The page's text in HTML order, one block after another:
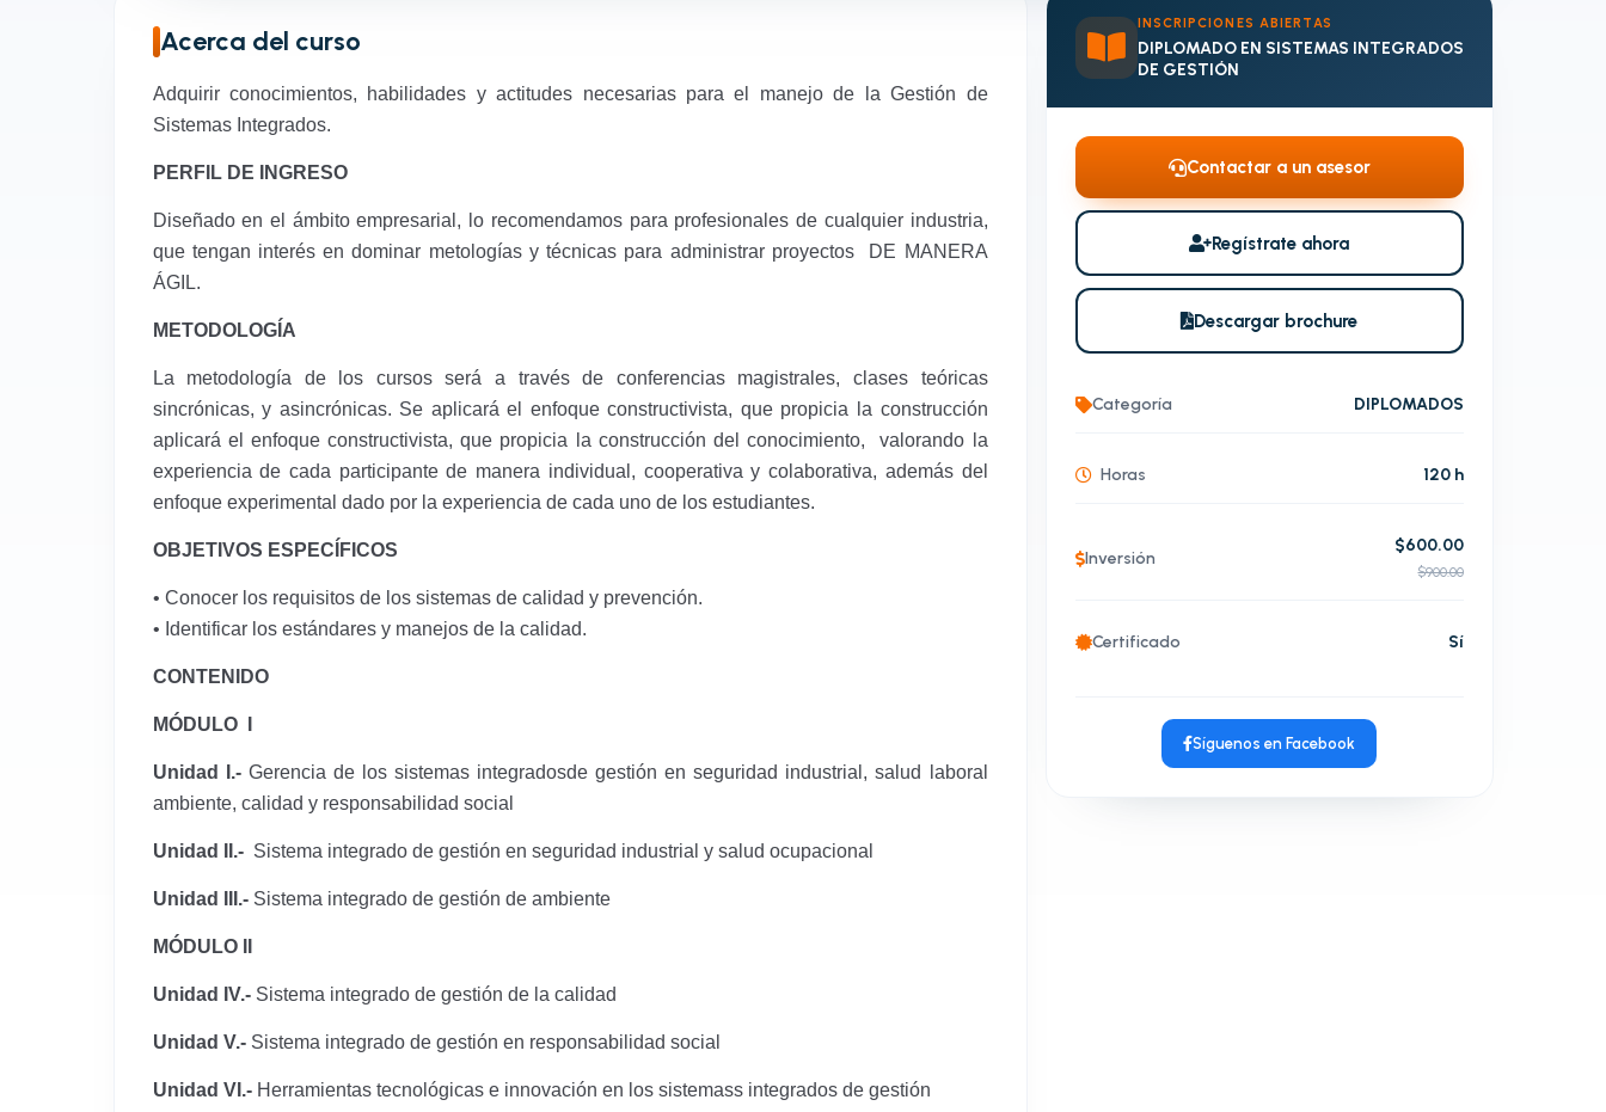
Acerca del curso
Adquirir conocimientos, habilidades y actitudes necesarias para el manejo de la Gestión de
Sistemas Integrados.
PERFIL DE INGRESO
Diseñado en el ámbito empresarial, lo recomendamos para profesionales de cualquier industria,
que tengan interés en dominar metologías y técnicas para administrar proyectos DE MANERA
ÁGIL.
METODOLOGÍA
La metodología de los cursos será a través de conferencias magistrales, clases teóricas
sincrónicas, y asincrónicas. Se aplicará el enfoque constructivista, que propicia la construcción
aplicará el enfoque constructivista, que propicia la construcción del conocimiento, valorando la
experiencia de cada participante de manera individual, cooperativa y colaborativa, además del
enfoque experimental dado por la experiencia de cada uno de los estudiantes.
OBJETIVOS ESPECÍFICOS
• Conocer los requisitos de los sistemas de calidad y prevención.
• Identificar los estándares y manejos de la calidad.
CONTENIDO
MÓDULO I
Unidad I.-Gerencia de los sistemas integradosde gestión en seguridad industrial, salud laboral
ambiente, calidad y responsabilidad social
Unidad II.-Sistema integrado de gestión en seguridad industrial y salud ocupacional
Unidad III.-Sistema integrado de gestión de ambiente
MÓDULO II
Unidad IV.-Sistema integrado de gestión de la calidad
Unidad V.-Sistema integrado de gestión en responsabilidad social
Unidad VI.-Herramientas tecnológicas e innovación en los sistemass integrados de gestión
INSCRIPCIONES ABIERTAS
DIPLOMADO EN SISTEMAS INTEGRADOS
DE GESTIÓN
Contactar a un asesor
Regístrate ahora
Descargar brochure
Categoría DIPLOMADOS
Horas 120 h
Inversión
$600.00
$900.00
Certificado Sí
Síguenos en Facebook